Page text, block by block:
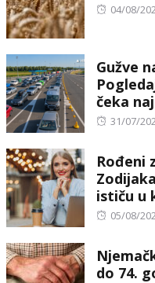
Posted
04/08/
Gužve
čeka
Posted
31/07/
Rođeni
ističu u
Posted
05/08/
do 74.